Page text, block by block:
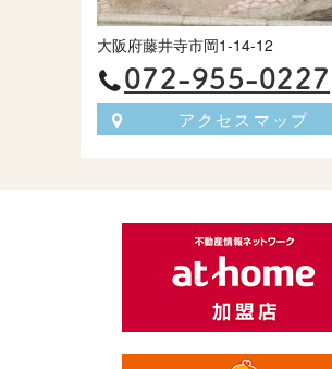
大阪府藤井寺市岡1-14-12
072-955-0227
アクセスマップ